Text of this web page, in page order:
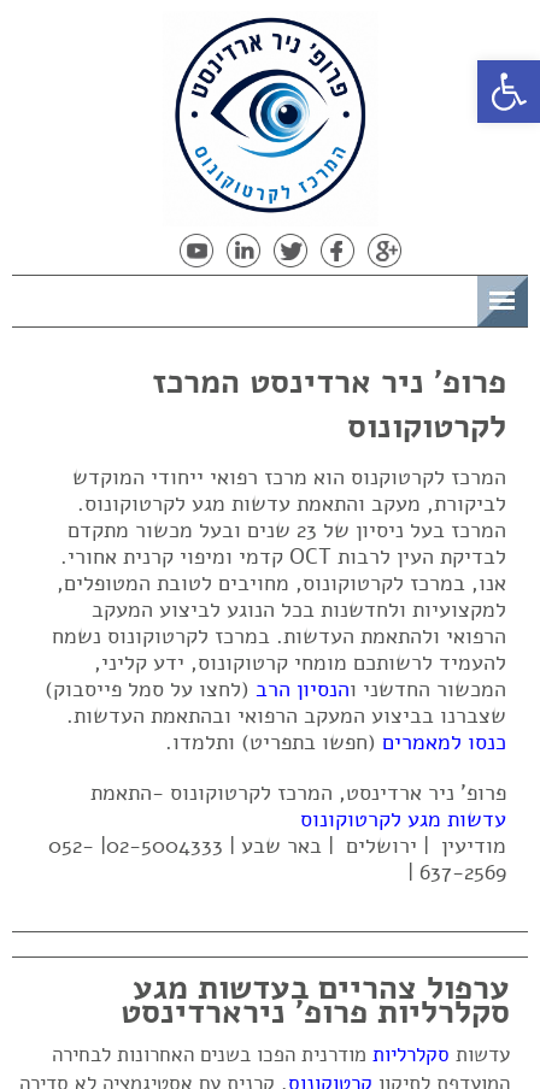
פתח סרגל נגישות
פרופ' ניר ארדינסט המרכז
לקרטוקונוס
המרכז לקרטוקנוס הוא מרכז רפואי ייחודי המוקדש
לביקורת, מעקב והתאמת עדשות מגע לקרטוקונוס.
המרכז בעל ניסיון של 23 שנים ובעל מכשור מתקדם
לבדיקת העין לרבות OCT קדמי ומיפוי קרנית אחורי.
אנו, במרכז לקרטוקונוס, מחויבים לטובת המטופלים,
למקצועיות ולחדשנות בכל הנוגע לביצוע המעקב
הרפואי ולהתאמת העדשות. במרכז לקרטוקונוס נשמח
להעמיד לרשותכם מומחי קרטוקונוס, ידע קליני,
המכשור החדשני והנסיון הרב (לחצו על סמל פייסבוק)
שצברנו בביצוע המעקב הרפואי ובהתאמת העדשות.
כנסו למאמרים (חפשו בתפריט) ותלמדו.
פרופ' ניר ארדינסט, המרכז לקרטוקונוס -התאמת
עדשות מגע לקרטוקונוס
מודיעין | ירושלים | באר שבע | 02-5004333| 052-
637-2569 |
ערפול צהריים בעדשות מגע
סקלרליות פרופ' נירארדינסט
עדשות סקלרליות מודרנית הפכו בשנים האחרונות לבחירה